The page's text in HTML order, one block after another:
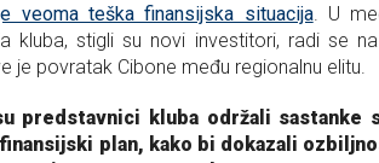
veoma teška finansijska situacija. U
kluba, stigli su novi investitori, radi se
je povratak Cibone među regionalnu elitu.
predstavnici kluba održali sastanke
plan, kako bi dokazali